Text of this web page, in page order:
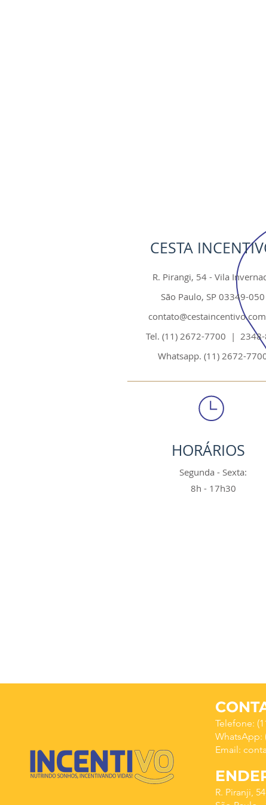
CESTA
R. Pirangi, 54 - Vila
São Paulo, SP 03349-050
Tel. (11) 2672-7700 |
Whatsapp. (11) 2672-
HORÁRIOS
Segunda - Sexta:
8h - 17h30
Telefone:
WhatsApp:
Email:
R. Piranji,